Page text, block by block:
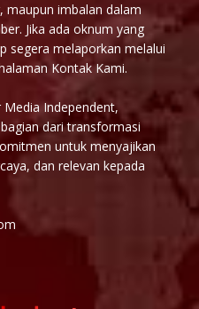
maupun imbalan dalam
Jika ada oknum yang
segera melaporkan melalui
Kontak Kami.
Media Independent,
dari transformasi
untuk menyajikan
dan relevan kepada